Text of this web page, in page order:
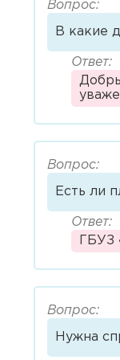
Вопрос:
В какие
Ответ:
Вопрос:
Есть ли
Ответ:
Вопрос:
Нужна